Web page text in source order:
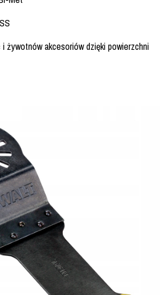
i żywotnów akcesoriów dzięki powierzchni